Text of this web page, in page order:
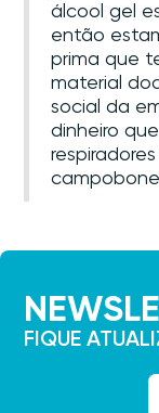
álcool gel
então
prima que
material
social da
dinheiro
FIQUE